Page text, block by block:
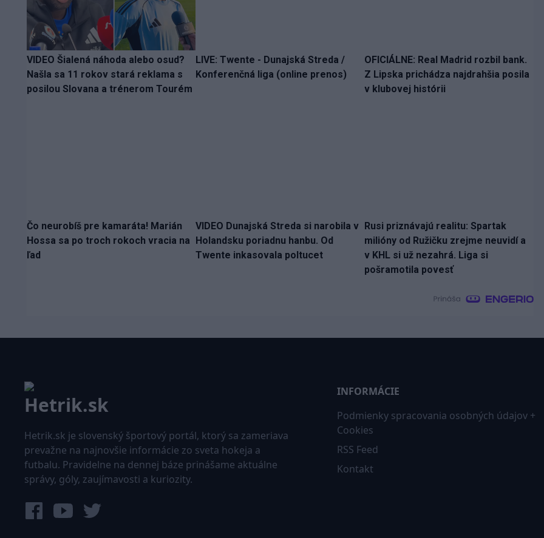
VIDEO Šialená náhoda alebo osud?
Našla sa 11 rokov stará reklama s
posilou Slovana a trénerom Tourém
LIVE: Twente - Dunajská Streda /
Konferenčná liga (online prenos)
OFICIÁLNE: Real Madrid rozbil bank.
Z Lipska prichádza najdrahšia posila
v klubovej histórii
Čo neurobíš pre kamaráta! Marián
Hossa sa po troch rokoch vracia na
ľad
VIDEO Dunajská Streda si narobila v
Holandsku poriadnu hanbu. Od
Twente inkasovala poltucet
Rusi priznávajú realitu: Spartak
milióny od Ružičku zrejme neuvidí a
v KHL si už nezahrá. Liga si
pošramotila povesť
Hetrik.sk je slovenský športový portál, ktorý sa zameriava
prevažne na najnovšie informácie zo sveta hokeja a
futbalu. Pravidelne na dennej báze prinášame aktuálne
správy, góly, zaujímavosti a kuriozity.
INFORMÁCIE
Podmienky spracovania osobných údajov +
Cookies
RSS Feed
Kontakt